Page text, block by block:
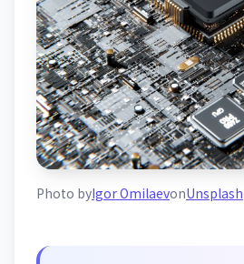
Photo byIgor OmilaevonUnsplash